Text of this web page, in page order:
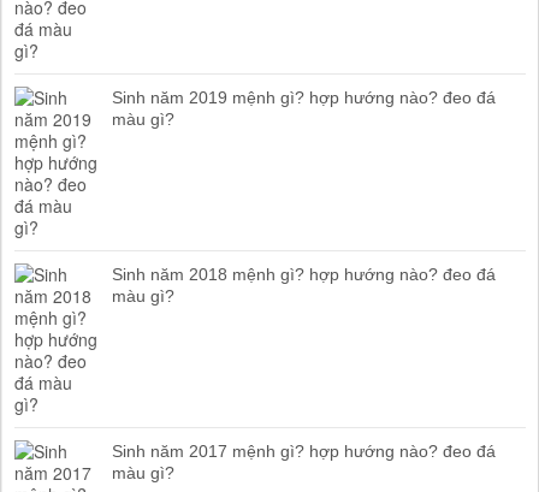
Sinh năm 2019 mệnh gì? hợp hướng nào? đeo đá
màu gì?
Sinh năm 2018 mệnh gì? hợp hướng nào? đeo đá
màu gì?
Sinh năm 2017 mệnh gì? hợp hướng nào? đeo đá
màu gì?